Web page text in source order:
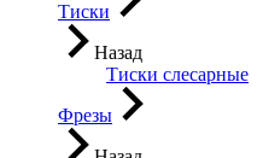
Тиски
Назад
Тиски слесарные
Фрезы